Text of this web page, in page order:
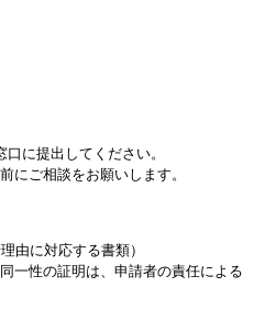
に提出してください。
にご相談をお願いします。
由に対応する書類）
一性の証明は、申請者の責任による